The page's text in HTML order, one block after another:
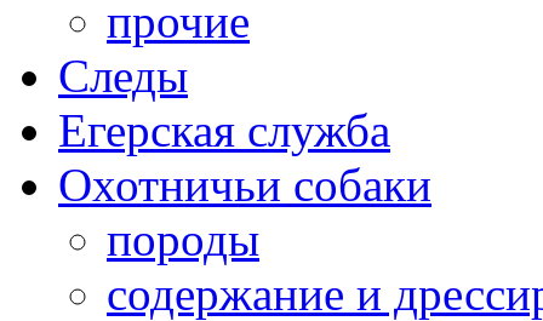
прочие
Следы
Егерская служба
Охотничьи собаки
породы
содержание и